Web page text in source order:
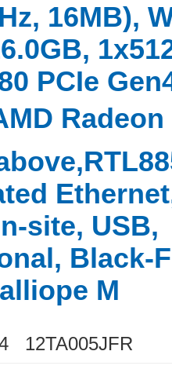
16MB),
PCIe
site, USB,
Black-
M
12TA005JFR